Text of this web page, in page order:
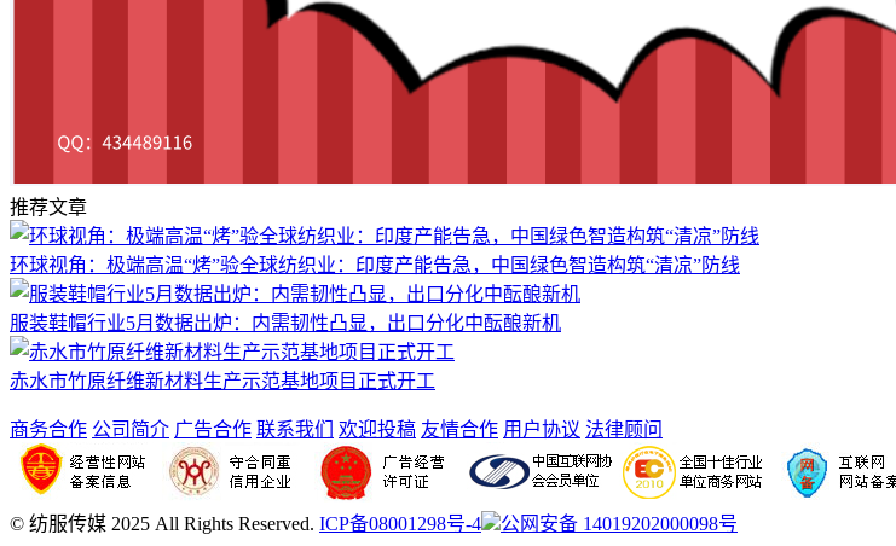
推荐文章
环球视角：极端高温“烤”验全球纺织业：印度产能告急，中国绿色智造构筑“清凉”防线
服装鞋帽行业5月数据出炉：内需韧性凸显，出口分化中酝酿新机
赤水市竹原纤维新材料生产示范基地项目正式开工
商务合作 公司简介 广告合作 联系我们 欢迎投稿 友情合作 用户协议 法律顾问
© 纺服传媒 2025 All Rights Reserved. ICP备08001298号-4 公网安备 14019202000098号